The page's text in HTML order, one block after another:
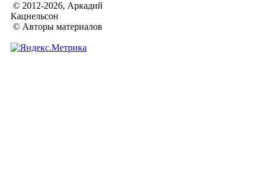
© 2012-2026, Аркадий
Кацнельсон
© Авторы материалов